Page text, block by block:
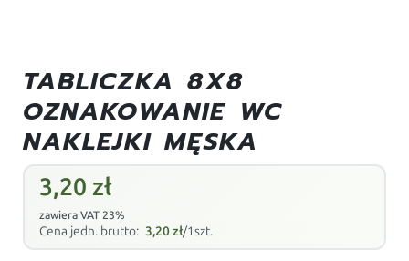
TABLICZKA 8X8
OZNAKOWANIE WC
NAKLEJKI MĘSKA
3,20 zł
zawiera VAT 23%
Cena jedn. brutto: 3,20zł/1szt.